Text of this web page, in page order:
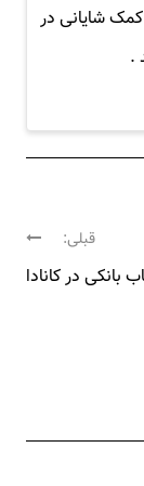
شایانی در
.
قبلی:
بانکی در کانادا